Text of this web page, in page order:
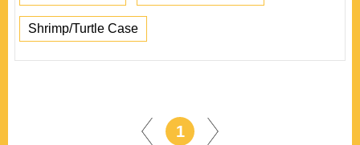
Shrimp/Turtle Case
1